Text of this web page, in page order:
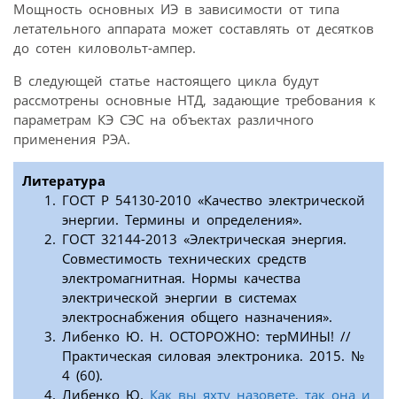
Мощность основных ИЭ в зависимости от типа
летательного аппарата может составлять от десятков
до сотен киловольт-ампер.
В следующей статье настоящего цикла будут
рассмотрены основные НТД, задающие требования к
параметрам КЭ СЭС на объектах различного
применения РЭА.
Литература
ГОСТ Р 54130-2010 «Качество электрической
энергии. Термины и определения».
ГОСТ 32144-2013 «Электрическая энергия.
Совместимость технических средств
электромагнитная. Нормы качества
электрической энергии в системах
электроснабжения общего назначения».
Либенко Ю. Н. ОСТОРОЖНО: терМИНЫ! //
Практическая силовая электроника. 2015. №
4 (60).
Либенко Ю. Как вы яхту назовете, так она и